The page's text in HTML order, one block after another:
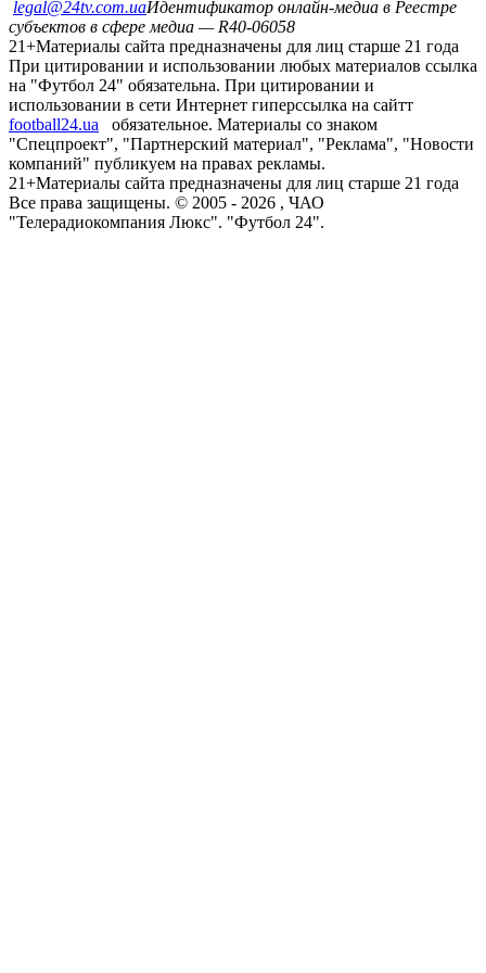
legal@24tv.com.uaИдентификатор онлайн-медиа в Реестре
субъектов в сфере медиа — R40-06058
21+Материалы сайта предназначены для лиц старше 21 года
При цитировании и использовании любых материалов ссылка
на "Футбол 24" обязательна. При цитировании и
использовании в сети Интернет гиперссылка на сайтт
football24.ua
обязательное. Материалы со знаком
"Спецпроект", "Партнерский материал", "Реклама", "Новости
компаний" публикуем на правах рекламы.
21+Материалы сайта предназначены для лиц старше 21 года
Все права защищены. © 2005 - 2026 , ЧАО
"Телерадиокомпания Люкс". "Футбол 24".